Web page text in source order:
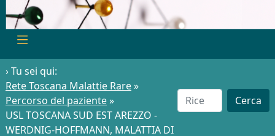
› Tu sei qui:
Rete Toscana Malattie Rare»
Percorso del paziente»
USL TOSCANA SUD EST AREZZO -
WERDNIG-HOFFMANN, MALATTIA DI
Cerca